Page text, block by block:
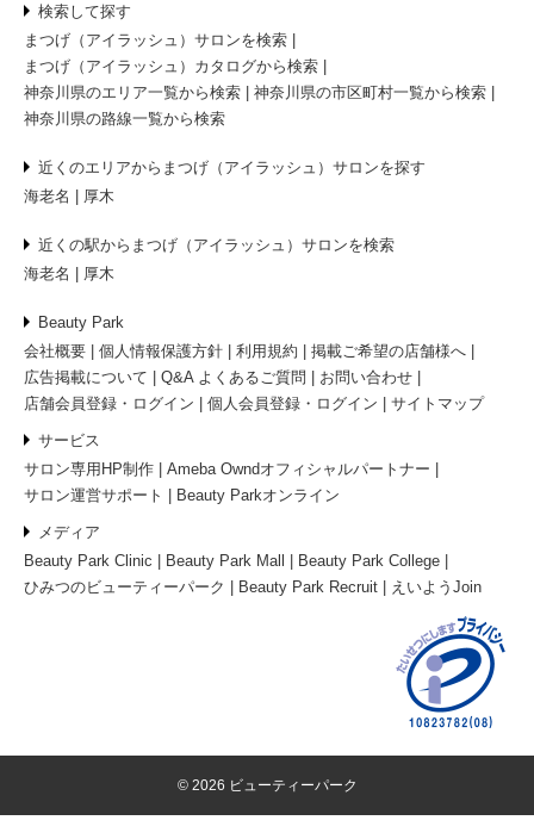
検索して探す
まつげ（アイラッシュ）サロンを検索
まつげ（アイラッシュ）カタログから検索
神奈川県のエリア一覧から検索
神奈川県の市区町村一覧から検索
神奈川県の路線一覧から検索
近くのエリアからまつげ（アイラッシュ）サロンを探す
海老名
厚木
近くの駅からまつげ（アイラッシュ）サロンを検索
海老名
厚木
Beauty Park
会社概要
個人情報保護方針 利用規約
掲載ご希望の店舗様へ
広告掲載について
Q&A よくあるご質問
お問い合わせ
店舗会員登録・ログイン
個人会員登録・ログイン サイトマップ
サービス
サロン専用HP制作
Ameba Owndオフィシャルパートナー
サロン運営サポート
Beauty Parkオンライン
メディア
Beauty Park Clinic
Beauty Park Mall
Beauty Park College
ひみつのビューティーパーク
Beauty Park Recruit えいようJoin
© 2026 ビューティーパーク